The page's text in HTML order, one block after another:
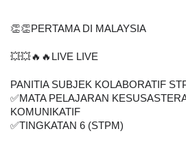
👏👏PERTAMA DI MALAYSIA
💥💥🔥🔥LIVE LIVE
PANITIA SUBJEK KOLABORATIF
✅MATA PELAJARAN
KOMUNIKATIF
✅TINGKATAN 6 (STPM)